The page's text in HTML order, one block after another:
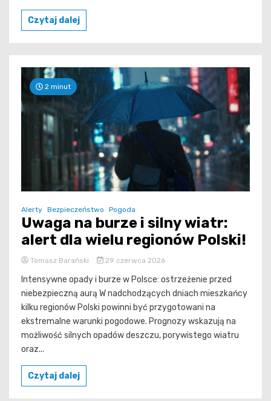
Czytaj dalej
2 minut
Alerty Bezpieczeństwo Pogoda
Uwaga na burze i silny wiatr:
alert dla wielu regionów Polski!
Tomasz Barański 29 czerwca 2026
Intensywne opady i burze w Polsce: ostrzeżenie przed
niebezpieczną aurą W nadchodzących dniach mieszkańcy
kilku regionów Polski powinni być przygotowani na
ekstremalne warunki pogodowe. Prognozy wskazują na
możliwość silnych opadów deszczu, porywistego wiatru
oraz...
Czytaj dalej